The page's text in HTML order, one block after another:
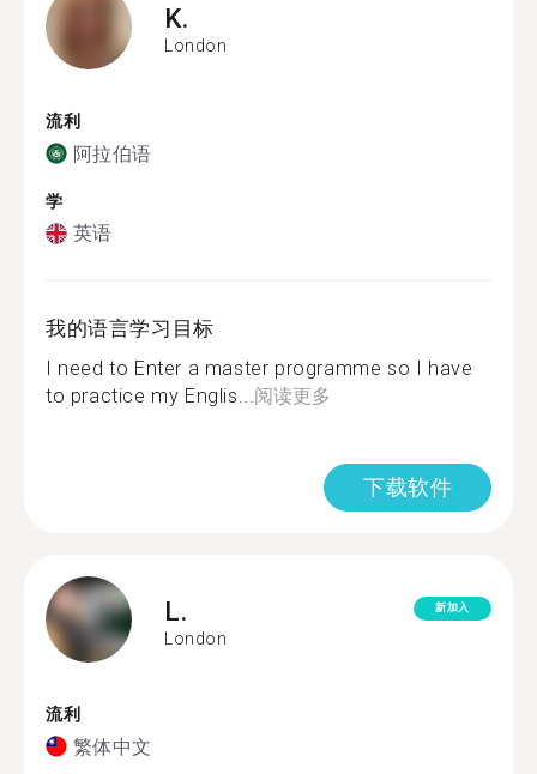
K.
London
流利
阿拉伯语
学
英语
我的语言学习目标
I need to Enter a master programme so I have
to practice my Englis...阅读更多
下载软件
L.
London
新加入
流利
繁体中文